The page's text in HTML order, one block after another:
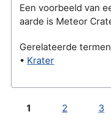
Een voorbeeld van
aarde is Meteor
Gerelateerde
• Krater
1 2 3